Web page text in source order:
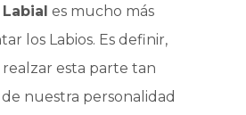
es mucho más
los Labios. Es definir,
esta parte tan
nuestra personalidad